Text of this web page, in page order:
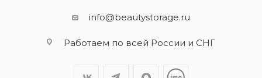
info@beautystorage.ru
Работаем по всей России и СНГ